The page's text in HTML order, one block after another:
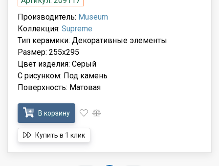
Производитель: Museum
Коллекция: Supreme
Тип керамики: Декоративные элементы
Размер: 255x295
Цвет изделия: Серый
С рисунком: Под камень
Поверхность: Матовая
В корзину
Купить в 1 клик